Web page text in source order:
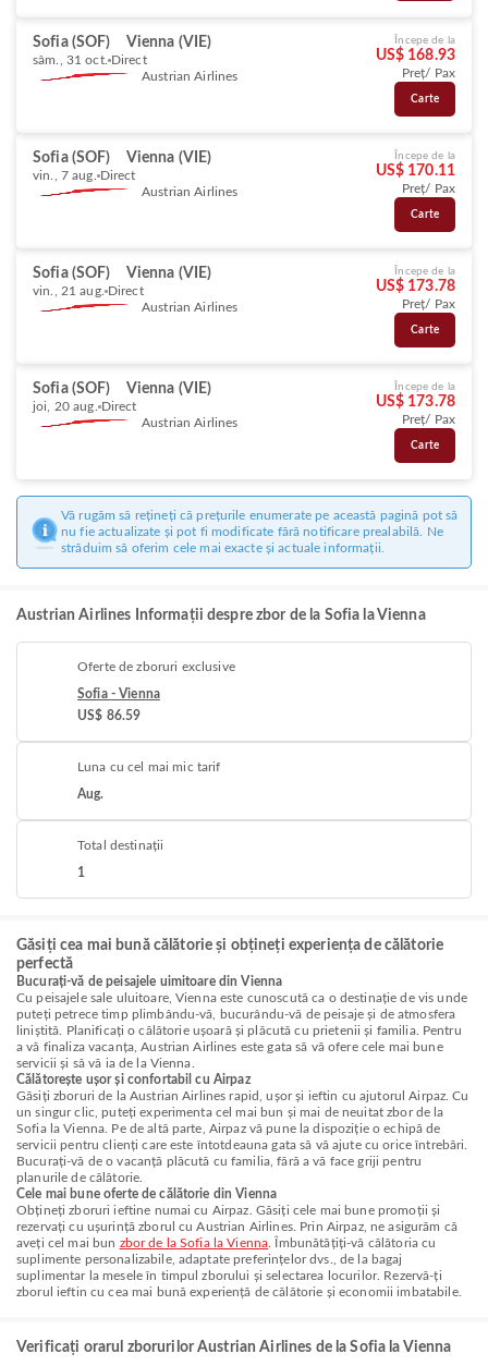
Sofia (SOF) Vienna (VIE)
sâm., 31 oct. Direct
Austrian Airlines
Începe de la
US$ 168.93
Preț/ Pax
Carte
Sofia (SOF) Vienna (VIE)
vin., 7 aug. Direct
Austrian Airlines
Începe de la
US$ 170.11
Preț/ Pax
Carte
Sofia (SOF) Vienna (VIE)
vin., 21 aug. Direct
Austrian Airlines
Începe de la
US$ 173.78
Preț/ Pax
Carte
Sofia (SOF) Vienna (VIE)
joi, 20 aug. Direct
Austrian Airlines
Începe de la
US$ 173.78
Preț/ Pax
Carte
Vă rugăm să rețineți că prețurile enumerate pe această pagină pot să
nu fie actualizate și pot fi modificate fără notificare prealabilă. Ne
străduim să oferim cele mai exacte și actuale informații.
Austrian Airlines Informații despre zbor de la Sofia la Vienna
Oferte de zboruri exclusive
Sofia - Vienna
US$ 86.59
Luna cu cel mai mic tarif
Aug.
Total destinații
1
Găsiți cea mai bună călătorie și obțineți experiența de călătorie
perfectă
Bucurați-vă de peisajele uimitoare din Vienna
Cu peisajele sale uluitoare, Vienna este cunoscută ca o destinație de vis unde
puteți petrece timp plimbându-vă, bucurându-vă de peisaje și de atmosfera
liniștită. Planificați o călătorie ușoară și plăcută cu prietenii și familia. Pentru
a vă finaliza vacanța, Austrian Airlines este gata să vă ofere cele mai bune
servicii și să vă ia de la Vienna.
Călătorește ușor și confortabil cu Airpaz
Găsiți zboruri de la Austrian Airlines rapid, ușor și ieftin cu ajutorul Airpaz. Cu
un singur clic, puteți experimenta cel mai bun și mai de neuitat zbor de la
Sofia la Vienna. Pe de altă parte, Airpaz vă pune la dispoziție o echipă de
servicii pentru clienți care este întotdeauna gata să vă ajute cu orice întrebări.
Bucurați-vă de o vacanță plăcută cu familia, fără a vă face griji pentru
planurile de călătorie.
Cele mai bune oferte de călătorie din Vienna
Obțineți zboruri ieftine numai cu Airpaz. Găsiți cele mai bune promoții și
rezervați cu ușurință zborul cu Austrian Airlines. Prin Airpaz, ne asigurăm că
aveți cel mai bun zbor de la Sofia la Vienna . Îmbunătățiți-vă călătoria cu
suplimente personalizabile, adaptate preferințelor dvs., de la bagaj
suplimentar la mesele în timpul zborului și selectarea locurilor. Rezervă-ți
zborul ieftin cu cea mai bună experiență de călătorie și economii imbatabile.
Verificați orarul zborurilor Austrian Airlines de la Sofia la Vienna